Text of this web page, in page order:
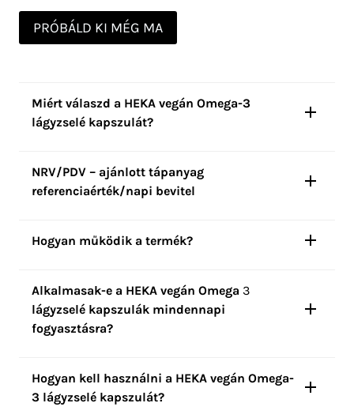
PRÓBÁLD KI MÉG MA
Miért válaszd a HEKA vegán Omega-3
lágyzselé kapszulát?
NRV/PDV – ajánlott tápanyag
referenciaérték/napi bevitel
Hogyan működik a termék?
Alkalmasak-e a HEKA vegán Omega 3
lágyzselé kapszulák mindennapi
fogyasztásra?
Hogyan kell használni a HEKA vegán Omega-
3 lágyzselé kapszulát?